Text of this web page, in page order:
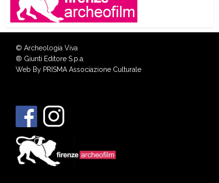
© Archeologia Viva
® Giunti Editore S.p.a.
Web By PRISMA Associazione Culturale